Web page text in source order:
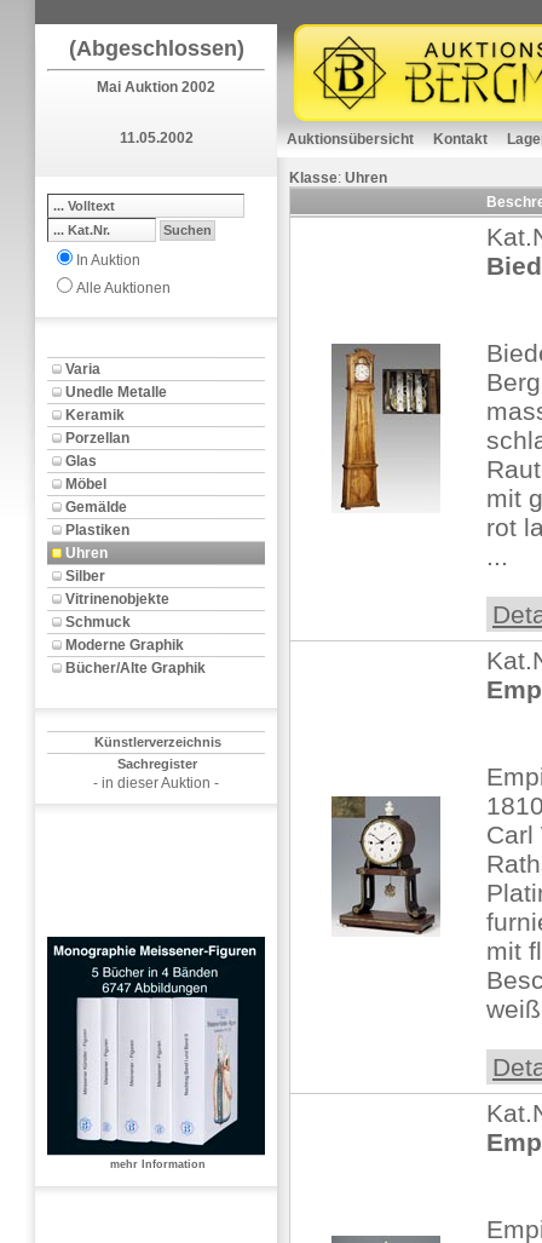
(Abgeschlossen)
Mai Auktion 2002
11.05.2002
In Auktion
Alle Auktionen
Varia
Unedle Metalle
Keramik
Porzellan
Glas
Möbel
Gemälde
Plastiken
Uhren
Silber
Vitrinenobjekte
Schmuck
Moderne Graphik
Bücher/Alte Graphik
Künstlerverzeichnis
Sachregister
- in dieser Auktion -
mehr Information
Auktionsübersicht Kontakt
Klasse: Uhren
mit
rot
...
Carl
mit